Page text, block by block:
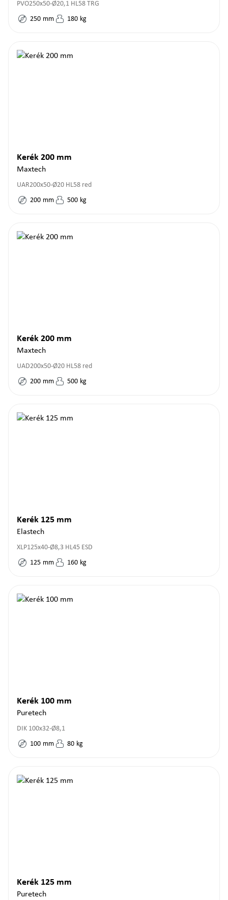
PVO250x50-Ø20,1 HL58 TRG
250 mm 180 kg
Kerék 200 mm
Maxtech
UAR200x50-Ø20 HL58 red
200 mm 500 kg
Kerék 200 mm
Maxtech
UAD200x50-Ø20 HL58 red
200 mm 500 kg
Kerék 125 mm
Elastech
XLP125x40-Ø8,3 HL45 ESD
125 mm 160 kg
Kerék 100 mm
Puretech
DIK 100x32-Ø8,1
100 mm 80 kg
Kerék 125 mm
Puretech